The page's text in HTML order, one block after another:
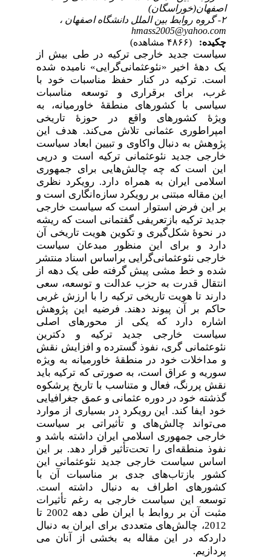
اصفهان(خوراسگان)
hmass2005@yahoo.com
چکیده:
سیاست جدید خارجی ترکیه در طی بیش از
یک دهۀ اخیر «نئوعثمانی‌گرایی» نامیده شده
است. ترکیه در کنار حفظ مناسبات خود با
غرب، برای برقراری و توسعه مناسبات
سیاسی با کشورهای منطقۀ خاورمیانه، به
ویژۀ کشورهای واقع در حوزۀ تاریخی
امپراطوری عثمانی تلاش می‌کند. هدف این
پژوهش به دنبال واکاوی و تبیین ابعاد سیاست
خارجی جدید نئوعثمانی ترکیه است و درپی
این است که چه چالش‌هایی برای جمهوری
اسلامی ایران به همراه دارد. رویکرد نظری
این مقاله مبتنی بر رویکرد سازه‌انگاری است و
بر این فرض استوار است که سیاست خارجی
جدید ترکیه بازتعریفی گفتمانی است که ریشه
در نحوۀ شکل‌گیری و تکوین هویت تاریخی آن
دارد و برای این منظور مبدعان سیاست
خارجی نئوعثمانی‌گرایی براساس اسناد منتشر
شده و خط مشی پیش گرفته طی یک دهه از
انتقال قدرت به حزب عدالت و توسعه، سعی
دارند تا هویت تاریخی ترکیه را با ارزش غربی
حاکم بر آن پیوند دهند. فرضیه این پژوهش
اشاره دارد که یکی از محورهای اصلی
سیاست خارجی جدید ترکیه و دکترین
نئوعثمانی گری، نفوذ گسترده و افزایش نقش
و مداخلات خود در منطقۀ خاورمیانه به ویژه
سوریه و عراق است، به صورتی که ‌ترکیه باید
نقش پررنگ، فعال و متناسب با تاریخ پرشکوه
گذشته خود در دوره عثمانی و عمق جغرافیایی
خود ایفا کند. این رویکرد در بسیاری از موارد
میتواند چالش‌های و تأثیراتی بر سیاست
خارجی جمهوری اسلامی ایران داشته باشد و
نفوذ منطقه‌ای را تحت‌تأثیر قرار دهد. بر این
اساس سیاست خارجی جدید نئوعثمانی این
کشور بازتاب‌های جدی بر مناسبات آن با
کشورهای اطراف به دنبال داشته است.
توسعه این سیاست خارجی به رغم تأثیرات
مثبت آن بر روابط با ایران طی دهه 2002 تا
2012، چالش‌های متعددی برای ایران به دنبال
داردکه در این مقاله به بخشی از آنان می
پردازیم.